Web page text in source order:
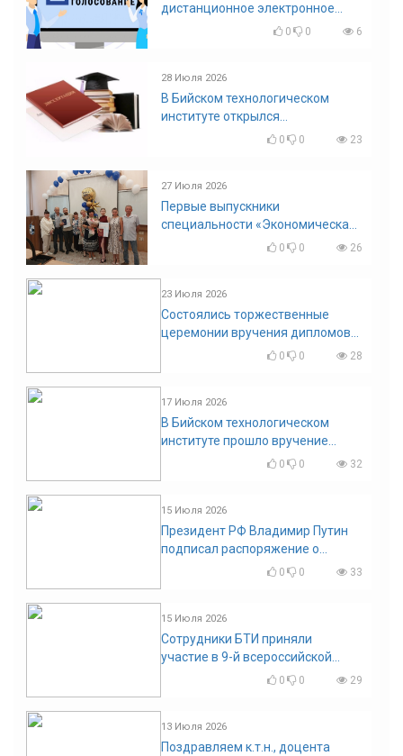
дистанционное электронное
голосование на выборы!
0 0 6
28 Июля 2026
В Бийском технологическом
институте открылся
диссертационный совет!
0 0 23
27 Июля 2026
Первые выпускники
специальности «Экономическая
0 0 26
23 Июля 2026
Состоялись торжественные
церемонии вручения дипломов
0 0 28
17 Июля 2026
В Бийском технологическом
институте прошло вручение
0 0 32
15 Июля 2026
Президент РФ Владимир Путин
подписал распоряжение о
поощрении граждан и трудовых
0 0 33
15 Июля 2026
Сотрудники БТИ приняли
участие в 9-й всероссийской
конференции по задачам со
0 0 29
13 Июля 2026
Поздравляем к.т.н., доцента